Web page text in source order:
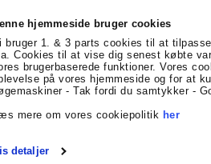
hjemmeside bruger cookies
bruger 1. & 3 parts cookies til at
Cookies til at vise dig senest købte
brugerbaserede funktioner. Vores
på vores hjemmeside og for at
- Tak fordi du samtykker -
mere om vores cookiepolitik her
detaljer
Farvergården 2 6541 Bevtoft